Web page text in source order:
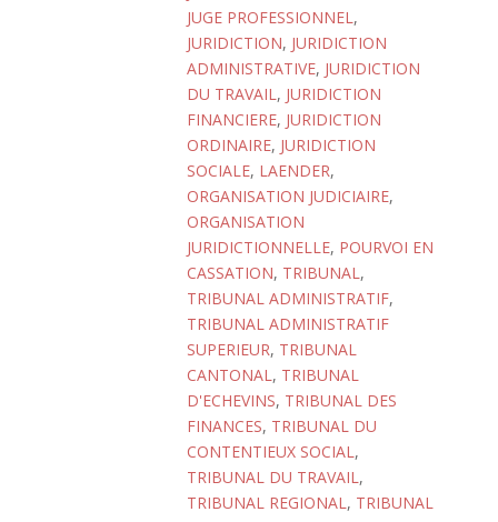
JUGE PROFESSIONNEL,
JURIDICTION, JURIDICTION
ADMINISTRATIVE, JURIDICTION
DU TRAVAIL, JURIDICTION
FINANCIERE, JURIDICTION
ORDINAIRE, JURIDICTION
SOCIALE, LAENDER,
ORGANISATION JUDICIAIRE,
ORGANISATION
JURIDICTIONNELLE, POURVOI EN
CASSATION, TRIBUNAL,
TRIBUNAL ADMINISTRATIF,
TRIBUNAL ADMINISTRATIF
SUPERIEUR, TRIBUNAL
CANTONAL, TRIBUNAL
D'ECHEVINS, TRIBUNAL DES
FINANCES, TRIBUNAL DU
CONTENTIEUX SOCIAL,
TRIBUNAL DU TRAVAIL,
TRIBUNAL REGIONAL, TRIBUNAL